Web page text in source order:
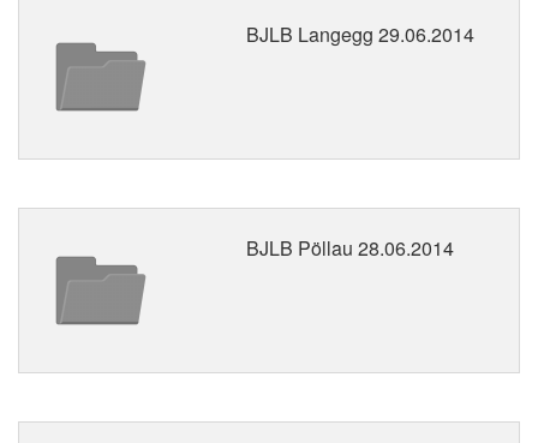
BJLB Langegg 29.06.2014
BJLB Pöllau 28.06.2014